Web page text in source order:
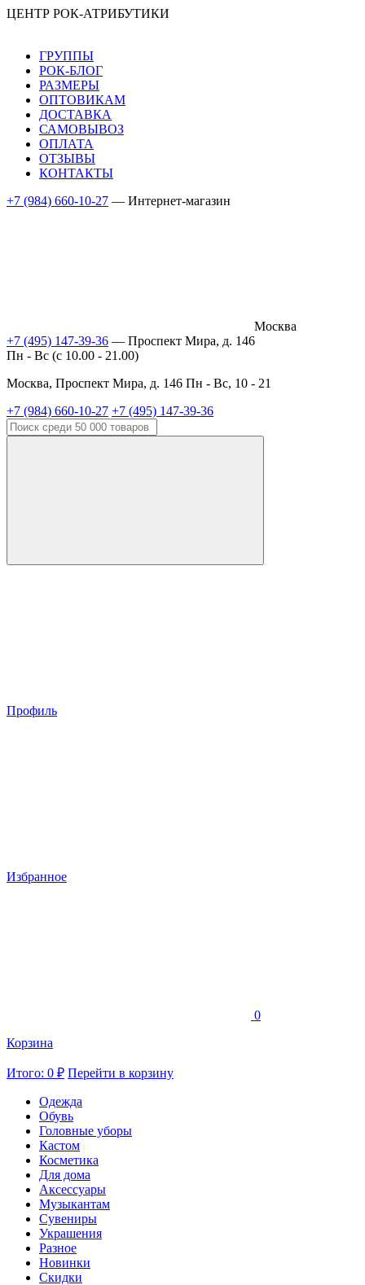
ЦЕНТР РОК-АТРИБУТИКИ
ГРУППЫ
РОК-БЛОГ
РАЗМЕРЫ
ОПТОВИКАМ
ДОСТАВКА
САМОВЫВОЗ
ОПЛАТА
ОТЗЫВЫ
КОНТАКТЫ
+7 (984) 660-10-27 — Интернет-магазин
Москва
+7 (495) 147-39-36 — Проспект Мира, д. 146
Пн - Вс (c 10.00 - 21.00)
Москва, Проспект Мира, д. 146 Пн - Вс, 10 - 21
+7 (984) 660-10-27 +7 (495) 147-39-36
Профиль
Избранное
0
Корзина
Итого: 0 ₽ Перейти в корзину
Одежда
Обувь
Головные уборы
Кастом
Косметика
Для дома
Аксессуары
Музыкантам
Сувениры
Украшения
Разное
Новинки
Скидки